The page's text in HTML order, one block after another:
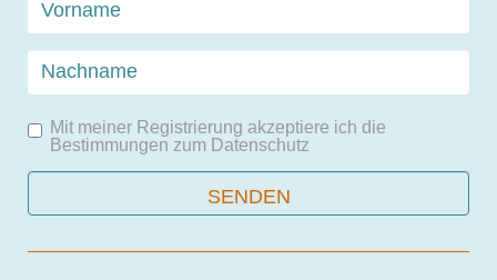
Mit meiner Registrierung akzeptiere ich die
Bestimmungen zum Datenschutz